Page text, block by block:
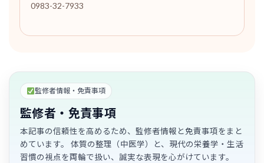
0983-32-7933
監修者情報・免責事項
監修者・免責事項
本記事の信頼性を高めるため、監修者情報と免責事項をまと
めています。 体質の整理（中医学）と、現代の栄養学・生活
習慣の視点を両輪で扱い、誠実な表現を心がけています。